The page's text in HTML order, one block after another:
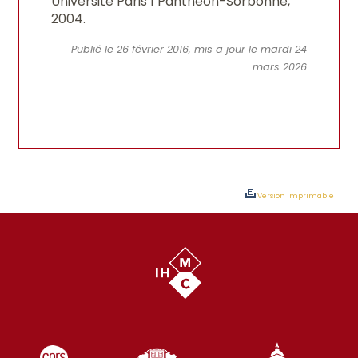
2004.
Publié le 26 février 2016, mis a jour le mardi 24
mars 2026
Version imprimable